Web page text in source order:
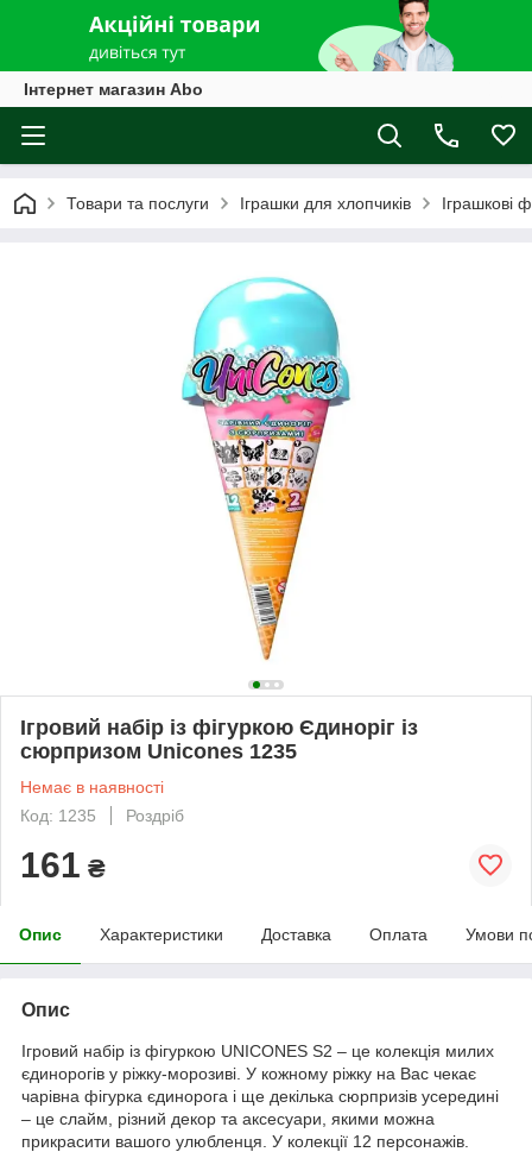
Інтернет магазин Abo
Товари та послуги Іграшки для хлопчиків Іграшкові
Ігровий набір із фігуркою Єдиноріг із
сюрпризом Unicones 1235
Немає в наявності
Код: 1235
Роздріб
161 ₴
Опис Характеристики Доставка Оплата Умови
Опис
Ігровий набір із фігуркою UNICONES S2 – це колекція милих
єдинорогів у ріжку-морозиві. У кожному ріжку на Вас чекає
чарівна фігурка єдинорога і ще декілька сюрпризів усередині
– це слайм, різний декор та аксесуари, якими можна
прикрасити вашого улюбленця. У колекції 12 персонажів.